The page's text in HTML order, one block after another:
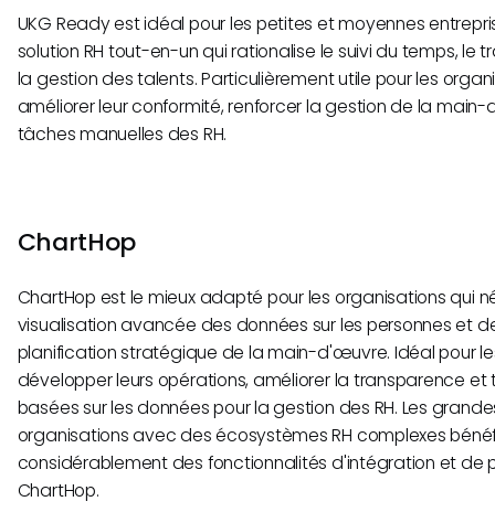
UKG Ready est idéal pour les petites et moyennes
solution RH tout-en-un qui rationalise le suivi du temps, le
la gestion des talents. Particulièrement utile pour les
améliorer leur conformité, renforcer la gestion de la
tâches manuelles des RH.
ChartHop
ChartHop est le mieux adapté pour les organisations qui
visualisation avancée des données sur les personnes et
planification stratégique de la main-d'œuvre. Idéal pour
développer leurs opérations, améliorer la transparence et
basées sur les données pour la gestion des RH. Les
organisations avec des écosystèmes RH complexes
considérablement des fonctionnalités d'intégration et de
ChartHop.